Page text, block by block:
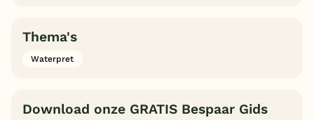
Thema's
Waterpret
Download onze GRATIS Bespaar Gids